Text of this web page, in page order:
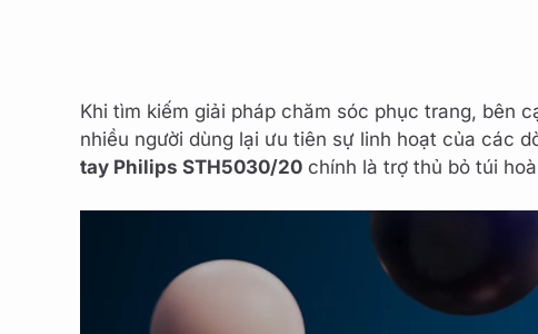
Khi tìm kiếm giải pháp chăm sóc phục trang, bên
nhiều người dùng lại ưu tiên sự linh hoạt của các
tay Philips STH5030/20 chính là trợ thủ bỏ túi